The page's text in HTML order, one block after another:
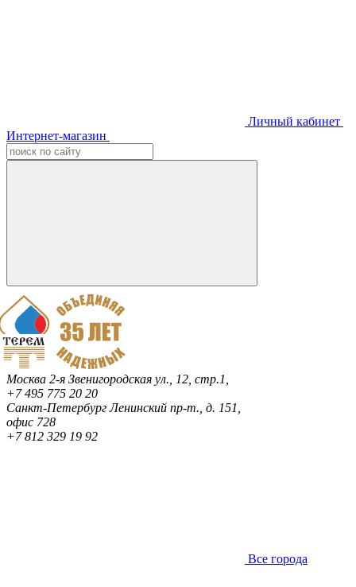
Личный кабинет
Интернет-магазин
Москва 2-я Звенигородская ул., 12, стр.1,
+7 495 775 20 20
Санкт-ПетербургЛенинский пр-т., д. 151,
офис 728
+7 812 329 19 92
Все города